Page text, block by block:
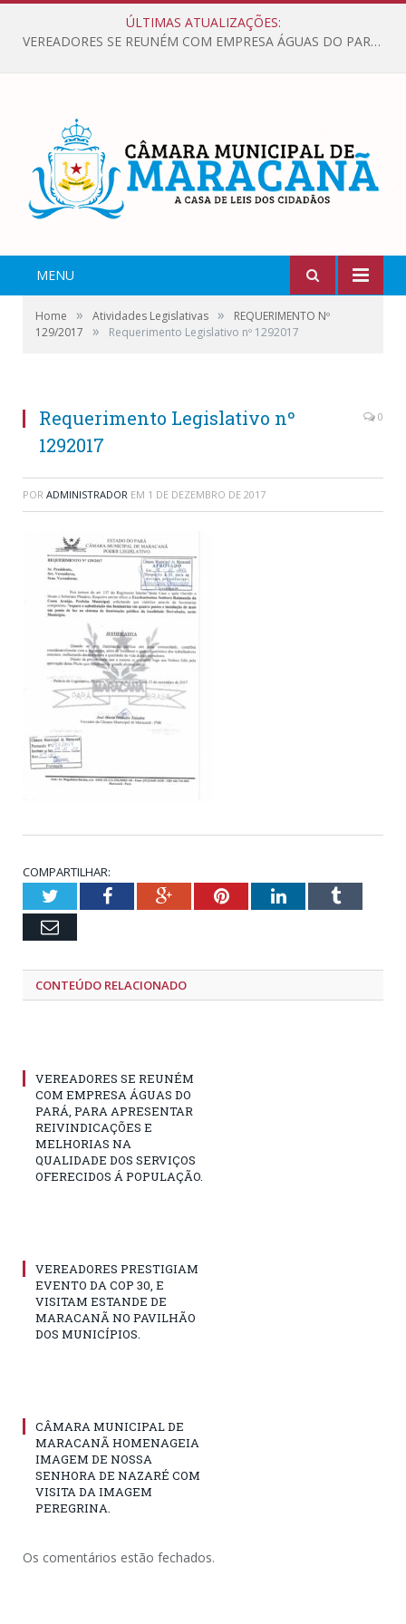
ÚLTIMAS ATUALIZAÇÕES:
VEREADORES SE REUNÉM COM EMPRESA ÁGUAS DO PARÁ, PARA APRESENTAR REIVINDICAÇÕES E MELHORIAS NA QUALIDADE DOS SERVIÇOS OFERECIDOS Á POPULAÇÃO.
MENU
Home » Atividades Legislativas »
REQUERIMENTO Nº
129/2017
» Requerimento Legislativo nº 1292017
Requerimento Legislativo nº
1292017
0
POR ADMINISTRADOR EM 1 DE DEZEMBRO DE 2017
COMPARTILHAR:
TwitterFacebookGoogle+PinterestLinkedInTumblr
Email
CONTEÚDO RELACIONADO
VEREADORES SE REUNÉM
COM EMPRESA ÁGUAS DO
PARÁ, PARA APRESENTAR
REIVINDICAÇÕES E
MELHORIAS NA
QUALIDADE DOS SERVIÇOS
OFERECIDOS Á POPULAÇÃO.
VEREADORES PRESTIGIAM
EVENTO DA COP 30, E
VISITAM ESTANDE DE
MARACANÃ NO PAVILHÃO
DOS MUNICÍPIOS.
CÂMARA MUNICIPAL DE
MARACANÃ HOMENAGEIA
IMAGEM DE NOSSA
SENHORA DE NAZARÉ COM
VISITA DA IMAGEM
PEREGRINA.
Os comentários estão fechados.